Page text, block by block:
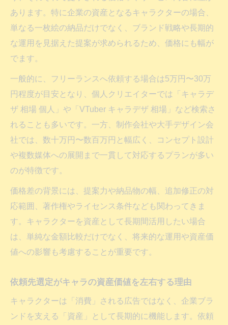
あります。特に企業の資産となるキャラクターの場合、
単なる一枚絵の納品だけでなく、ブランド戦略や長期的
な運用を見据えた提案が求められるため、価格にも幅が
でます。
一般的に、フリーランスへ依頼する場合は5万円〜30万
円程度が目安となり、個人クリエイターでは「キャラデ
ザ 相場 個人」や「VTuber キャラデザ 相場」など検索さ
れることも多いです。一方、制作会社や大手デザイン会
社では、数十万円〜数百万円と幅広く、コンセプト設計
や複数媒体への展開まで一貫して対応するプランが多い
のが特徴です。
価格差の背景には、提案力や納品物の幅、追加修正の対
応範囲、著作権やライセンス条件なども関わってきま
す。キャラクターを資産として長期間活用したい場合
は、単純な金額比較だけでなく、将来的な運用や資産価
値への影響も考慮することが重要です。
依頼先選定がキャラの資産価値を左右する理由
キャラクターは「消費」される広告ではなく、企業ブラ
ンドを支える「資産」として長期的に機能します。依頼